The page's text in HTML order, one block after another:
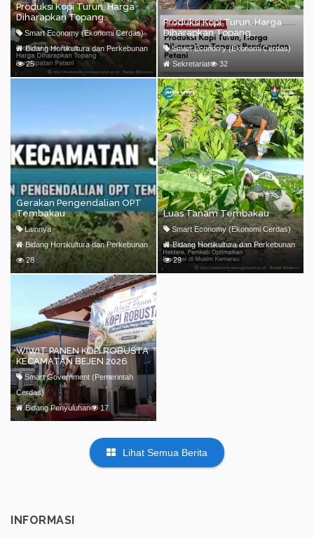
Produksi Kopi Turun, Harga
Diharapkan Topang
Pendapatan Petani
Smart Economy (Ekonomi Cerdas)
Bidang Hortikultura dan Perkebunan
25
Produksi Kopi Turun, Harga
Diharapkan Topang
Pendapatan Petani
Smart Economy (Ekonomi Cerdas)
Sekretariat
32
Gerakan Pengendalian OPT
Tembakau
Lainnya
Bidang Hortikultura dan Perkebunan
28
Luas Tanam Tembakau
Smart Economy (Ekonomi Cerdas)
Bidang Hortikultura dan Perkebunan
29
WIWIT PANEN KOPI ROBUSTA
KECAMATAN BEJEN 2026
Smart Government (Pemerintah
Cerdas)
Bidang Penyuluhan
17
Lihat Semua Berita
INFORMASI